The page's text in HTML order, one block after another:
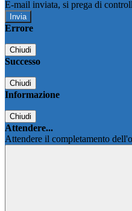
E-mail inviata, si prega di
Errore
Chiudi
Successo
Chiudi
Informazione
Chiudi
Attendere...
Attendere il completamento